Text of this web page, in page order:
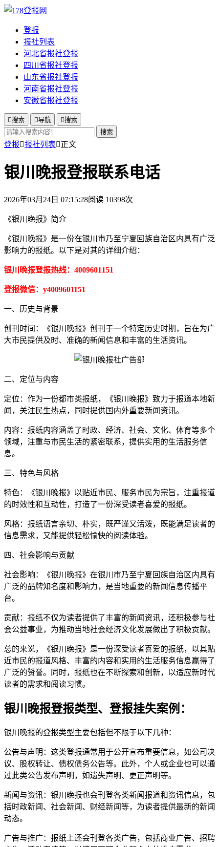
登报
报社列表
河北省报社登报
四川省报社登报
山东省报社登报
河南省报社登报
安徽省报社登报
搜索 导航 搜索
搜索
登报报社列表正文
银川晚报登报联系电话
2026年03月24日 07:15:28阅读 10398次
《银川晚报》简介
《银川晚报》是一份在银川市乃至宁夏回族自治区内具有广泛
影响力的报纸。以下是对其的详细介绍：
银川晚报登报热线：4009601151
登报微信：y4009601151
一、历史与背景
创刊时间：《银川晚报》创刊于一个特定历史时期，旨在为广
大市民提供及时、准确的新闻信息和丰富的生活资讯。
二、定位与内容
定位：作为一份都市类报纸，《银川晚报》致力于报道本地新
闻，关注民生热点，同时提供国内外重要新闻资讯。
内容：报纸内容涵盖了时政、经济、社会、文化、体育等多个
领域，注重与市民生活的紧密联系，提供实用的生活服务信
息。
三、特色与风格
特色：《银川晚报》以贴近市民、服务市民为宗旨，注重报道
的时效性和互动性，打造了一份深受读者喜爱的报纸。
风格：报纸语言亲切、朴实，既严谨又活泼，既能满足读者的
信息需求，又能提供轻松愉快的阅读体验。
四、社会影响与贡献
社会影响：《银川晚报》在银川市乃至宁夏回族自治区内具有
广泛的品牌知名度和影响力，是当地重要的新闻信息传播平
台。
贡献：报纸不仅为读者提供了丰富的新闻资讯，还积极参与社
会公益事业，为推动当地社会经济文化发展做出了积极贡献。
总的来说，《银川晚报》是一份深受读者喜爱的报纸，以其贴
近市民的报道风格、丰富的内容和实用的生活服务信息赢得了
广泛的赞誉。同时，报纸也在不断探索和创新，以适应新时代
读者的需求和阅读习惯。
银川晚报登报类型、登报挂失案例：
银川晚报的登报类型主要包括但不限于以下几种：
公告与声明：这类登报通常用于公开宣布重要信息，如公司决
议、股权转让、债权债务公告等。此外，个人或企业也可以通
过此类公告发布声明，如遗失声明、更正声明等。
新闻与资讯：银川晚报也会刊登各类新闻报道和资讯信息，包
括时政新闻、社会新闻、财经新闻等，为读者提供最新的新闻
动态。
广告与推广：报纸上还会刊登各类广告，包括商业广告、招聘